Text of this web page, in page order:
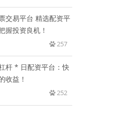
交易平台 精选配资平
握投资良机！
257
杆 * 日配资平台：快
收益！
252